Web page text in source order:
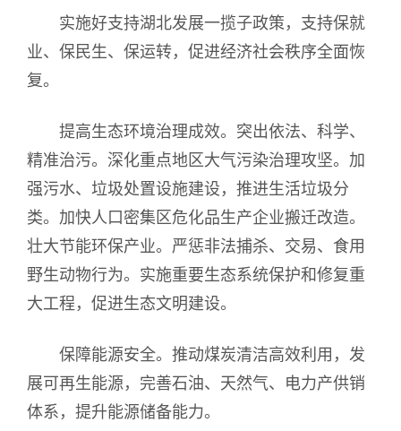
实施好支持湖北发展一揽子政策，支持保就
业、保民生、保运转，促进经济社会秩序全面恢
复。
提高生态环境治理成效。突出依法、科学、
精准治污。深化重点地区大气污染治理攻坚。加
强污水、垃圾处置设施建设，推进生活垃圾分
类。加快人口密集区危化品生产企业搬迁改造。
壮大节能环保产业。严惩非法捕杀、交易、食用
野生动物行为。实施重要生态系统保护和修复重
大工程，促进生态文明建设。
保障能源安全。推动煤炭清洁高效利用，发
展可再生能源，完善石油、天然气、电力产供销
体系，提升能源储备能力。